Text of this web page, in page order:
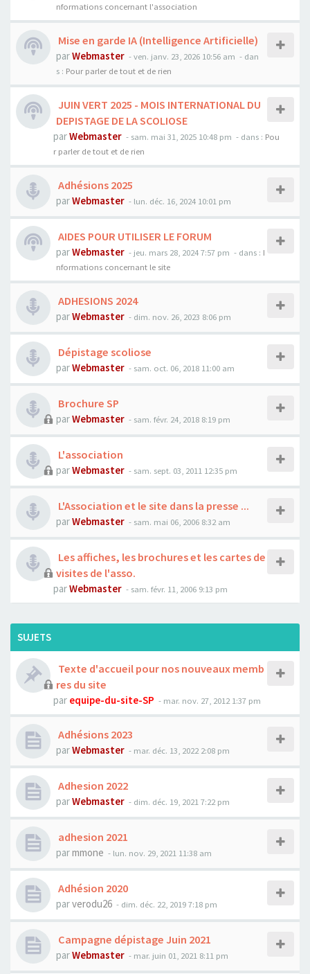
nformations concernant l'association
Mise en garde IA (Intelligence Artificielle)
parWebmaster - ven. janv. 23, 2026 10:56 am - dan
s : Pour parler de tout et de rien
JUIN VERT 2025 - MOIS INTERNATIONAL DU
DEPISTAGE DE LA SCOLIOSE
parWebmaster - sam. mai 31, 2025 10:48 pm - dans : Pou
r parler de tout et de rien
Adhésions 2025
parWebmaster - lun. déc. 16, 2024 10:01 pm
AIDES POUR UTILISER LE FORUM
parWebmaster - jeu. mars 28, 2024 7:57 pm - dans : I
nformations concernant le site
ADHESIONS 2024
parWebmaster - dim. nov. 26, 2023 8:06 pm
Dépistage scoliose
parWebmaster - sam. oct. 06, 2018 11:00 am
Brochure SP
parWebmaster - sam. févr. 24, 2018 8:19 pm
L'association
parWebmaster - sam. sept. 03, 2011 12:35 pm
L'Association et le site dans la presse ...
parWebmaster - sam. mai 06, 2006 8:32 am
Les affiches, les brochures et les cartes de
visites de l'asso.
parWebmaster - sam. févr. 11, 2006 9:13 pm
SUJETS
Texte d'accueil pour nos nouveaux memb
res du site
par equipe-du-site-SP - mar. nov. 27, 2012 1:37 pm
Adhésions 2023
parWebmaster - mar. déc. 13, 2022 2:08 pm
Adhesion 2022
parWebmaster - dim. déc. 19, 2021 7:22 pm
adhesion 2021
parmmone - lun. nov. 29, 2021 11:38 am
Adhésion 2020
parverodu26 - dim. déc. 22, 2019 7:18 pm
Campagne dépistage Juin 2021
parWebmaster - mar. juin 01, 2021 8:11 pm